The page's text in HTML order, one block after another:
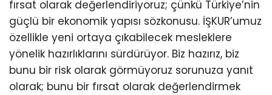
fırsat olarak değerlendiriyoruz; çünkü Türkiye’nin
güçlü bir ekonomik yapısı sözkonusu. İŞKUR’umuz
özellikle yeni ortaya çıkabilecek mesleklere
yönelik hazırlıklarını sürdürüyor. Biz hazırız, biz
bunu bir risk olarak görmüyoruz sorunuza yanıt
olarak; bunu bir fırsat olarak değerlendirmek